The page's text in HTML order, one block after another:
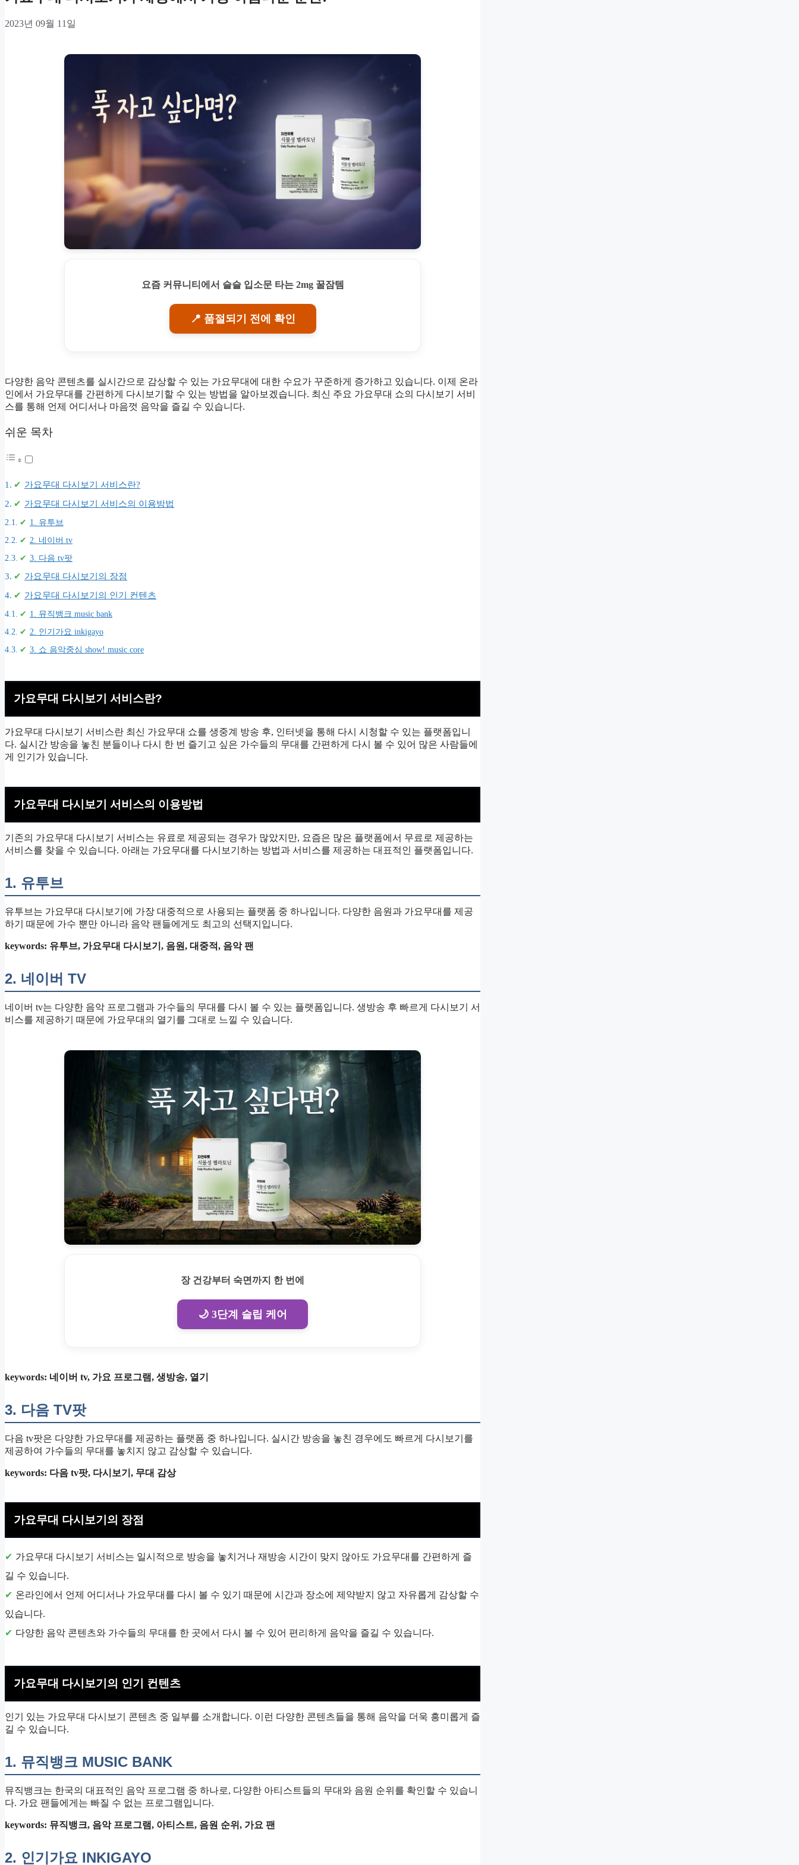
2023년 09월 11일
요즘 커뮤니티에서 슬슬 입소문 타는 2mg 꿀잠템
📍 품절되기 전에 확인
다양한 음악 콘텐츠를 실시간으로 감상할 수 있는 가요무대에 대한 수요가 꾸준하게 증가하고 있습니다. 이제 온라
인에서 가요무대를 간편하게 다시보기할 수 있는 방법을 알아보겠습니다. 최신 주요 가요무대 쇼의 다시보기 서비
스를 통해 언제 어디서나 마음껏 음악을 즐길 수 있습니다.
쉬운 목차
가요무대 다시보기 서비스란?
가요무대 다시보기 서비스의 이용방법
1. 유투브
2. 네이버 tv
3. 다음 tv팟
가요무대 다시보기의 장점
가요무대 다시보기의 인기 컨텐츠
1. 뮤직뱅크 music bank
2. 인기가요 inkigayo
3. 쇼 음악중심 show! music core
가요무대 다시보기 서비스란?
가요무대 다시보기 서비스란 최신 가요무대 쇼를 생중계 방송 후, 인터넷을 통해 다시 시청할 수 있는 플랫폼입니
다. 실시간 방송을 놓친 분들이나 다시 한 번 즐기고 싶은 가수들의 무대를 간편하게 다시 볼 수 있어 많은 사람들에
게 인기가 있습니다.
가요무대 다시보기 서비스의 이용방법
기존의 가요무대 다시보기 서비스는 유료로 제공되는 경우가 많았지만, 요즘은 많은 플랫폼에서 무료로 제공하는
서비스를 찾을 수 있습니다. 아래는 가요무대를 다시보기하는 방법과 서비스를 제공하는 대표적인 플랫폼입니다.
1. 유투브
유투브는 가요무대 다시보기에 가장 대중적으로 사용되는 플랫폼 중 하나입니다. 다양한 음원과 가요무대를 제공
하기 때문에 가수 뿐만 아니라 음악 팬들에게도 최고의 선택지입니다.
keywords: 유투브, 가요무대 다시보기, 음원, 대중적, 음악 팬
2. 네이버 TV
네이버 tv는 다양한 음악 프로그램과 가수들의 무대를 다시 볼 수 있는 플랫폼입니다. 생방송 후 빠르게 다시보기 서
비스를 제공하기 때문에 가요무대의 열기를 그대로 느낄 수 있습니다.
장 건강부터 숙면까지 한 번에
🌙 3단계 슬립 케어
keywords: 네이버 tv, 가요 프로그램, 생방송, 열기
3. 다음 TV팟
다음 tv팟은 다양한 가요무대를 제공하는 플랫폼 중 하나입니다. 실시간 방송을 놓친 경우에도 빠르게 다시보기를
제공하여 가수들의 무대를 놓치지 않고 감상할 수 있습니다.
keywords: 다음 tv팟, 다시보기, 무대 감상
가요무대 다시보기의 장점
가요무대 다시보기 서비스는 일시적으로 방송을 놓치거나 재방송 시간이 맞지 않아도 가요무대를 간편하게 즐
길 수 있습니다.
온라인에서 언제 어디서나 가요무대를 다시 볼 수 있기 때문에 시간과 장소에 제약받지 않고 자유롭게 감상할 수
있습니다.
다양한 음악 콘텐츠와 가수들의 무대를 한 곳에서 다시 볼 수 있어 편리하게 음악을 즐길 수 있습니다.
가요무대 다시보기의 인기 컨텐츠
인기 있는 가요무대 다시보기 콘텐츠 중 일부를 소개합니다. 이런 다양한 콘텐츠들을 통해 음악을 더욱 흥미롭게 즐
길 수 있습니다.
1. 뮤직뱅크 MUSIC BANK
뮤직뱅크는 한국의 대표적인 음악 프로그램 중 하나로, 다양한 아티스트들의 무대와 음원 순위를 확인할 수 있습니
다. 가요 팬들에게는 빠질 수 없는 프로그램입니다.
keywords: 뮤직뱅크, 음악 프로그램, 아티스트, 음원 순위, 가요 팬
2. 인기가요 INKIGAYO